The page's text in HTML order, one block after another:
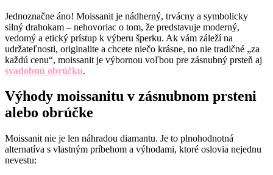
Jednoznačne áno! Moissanit je nádherný, trvácny a symbolicky
silný drahokam – nehovoriac o tom, že predstavuje moderný,
vedomý a etický prístup k výberu šperku. Ak vám záleží na
udržateľnosti, originalite a chcete niečo krásne, no nie tradičné „za
každú cenu“, moissanit je výbornou voľbou pre zásnubný prsteň aj
svadobnú obrúčku.
Výhody moissanitu v zásnubnom prsteni
alebo obrúčke
Moissanit nie je len náhradou diamantu. Je to plnohodnotná
alternatíva s vlastným príbehom a výhodami, ktoré oslovia nejednu
nevestu: